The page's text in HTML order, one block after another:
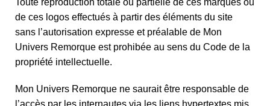
Toute reproduction totale ou partielle de ces marques ou
de ces logos effectués à partir des éléments du site
sans l’autorisation expresse et préalable de Mon
Univers Remorque est prohibée au sens du Code de la
propriété intellectuelle.
Mon Univers Remorque ne saurait être responsable de
l’accès par les internautes via les liens hypertextes mis